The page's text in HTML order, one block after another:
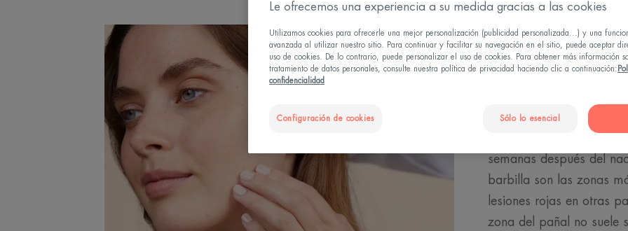
Eccema en
reconocer,
Tu bebé está
sábanas, se retuerce...
semanas después del
barbilla son las zonas
lesiones rojas en otras
zona del pañal no suele
Le ofrecemos una experiencia a su medida gracias a las cookies
Utilizamos cookies para ofrecerle una mejor personalización (publicidad personalizada...) y una
avanzada al utilizar nuestro sitio. Para continuar y facilitar su navegación en el sitio, puede aceptar
uso de cookies. De lo contrario, puede personalizar el uso de cookies. Para obtener más información
tratamiento de datos personales, consulte nuestra política de privacidad haciendo clic a continuación:
confidencialidad
Configuración de cookies Sólo lo esencial